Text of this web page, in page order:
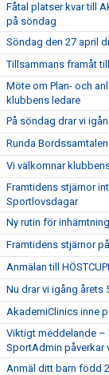
Fåtal platser kvar till
på söndag
Söndag den 27 april
Tillsammans framåt
Möte om Plan- och
klubbens ledare
På söndag drar vi
Runda
Vi välkomnar
Framtidens stjärnor
Sportlovsdagar
Ny rutin för
Framtidens stjärnor
Anmälan till
Nu drar vi igång årets
AkademiClinics inne
Viktigt meddelande –
SportAdmin påverkar
Anmäl ditt barn född